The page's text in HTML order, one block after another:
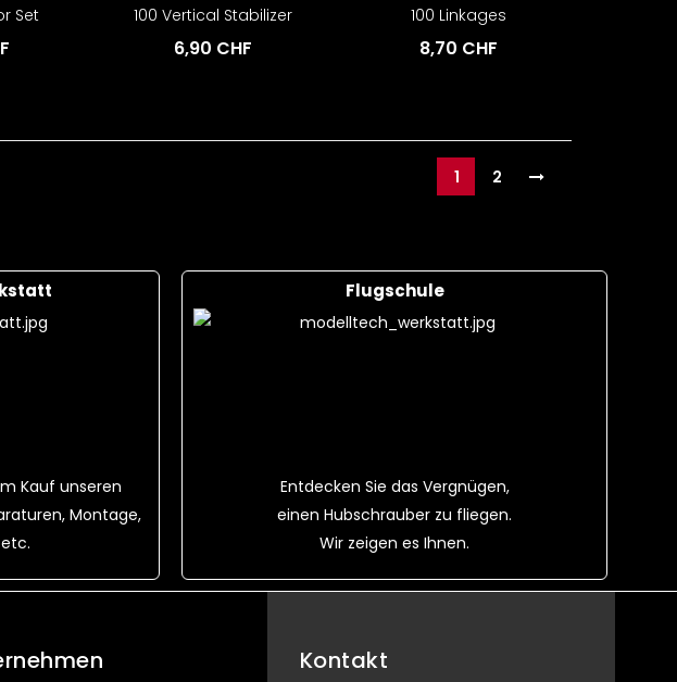
Set 100 Vertical Stabilizer
6,90 CHF
100 Linkages
8,70 CHF
1 2
Kauf unseren
Montage,
Flugschule
Entdecken Sie das Vergnügen,
einen Hubschrauber zu fliegen.
Wir zeigen es Ihnen.
Kontakt